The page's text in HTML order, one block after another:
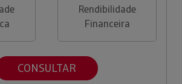
Rendibilidade
Financeira
CONSULTAR